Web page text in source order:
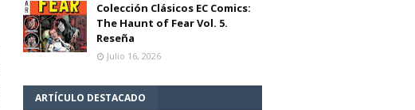
Colección Clásicos EC Comics:
The Haunt of Fear Vol. 5.
Reseña
Julio 16, 2026
ARTÍCULO DESTACADO